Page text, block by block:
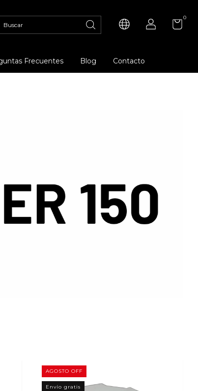
0
Frecuentes Blog Contacto
AGOSTO OFF
Envío gratis